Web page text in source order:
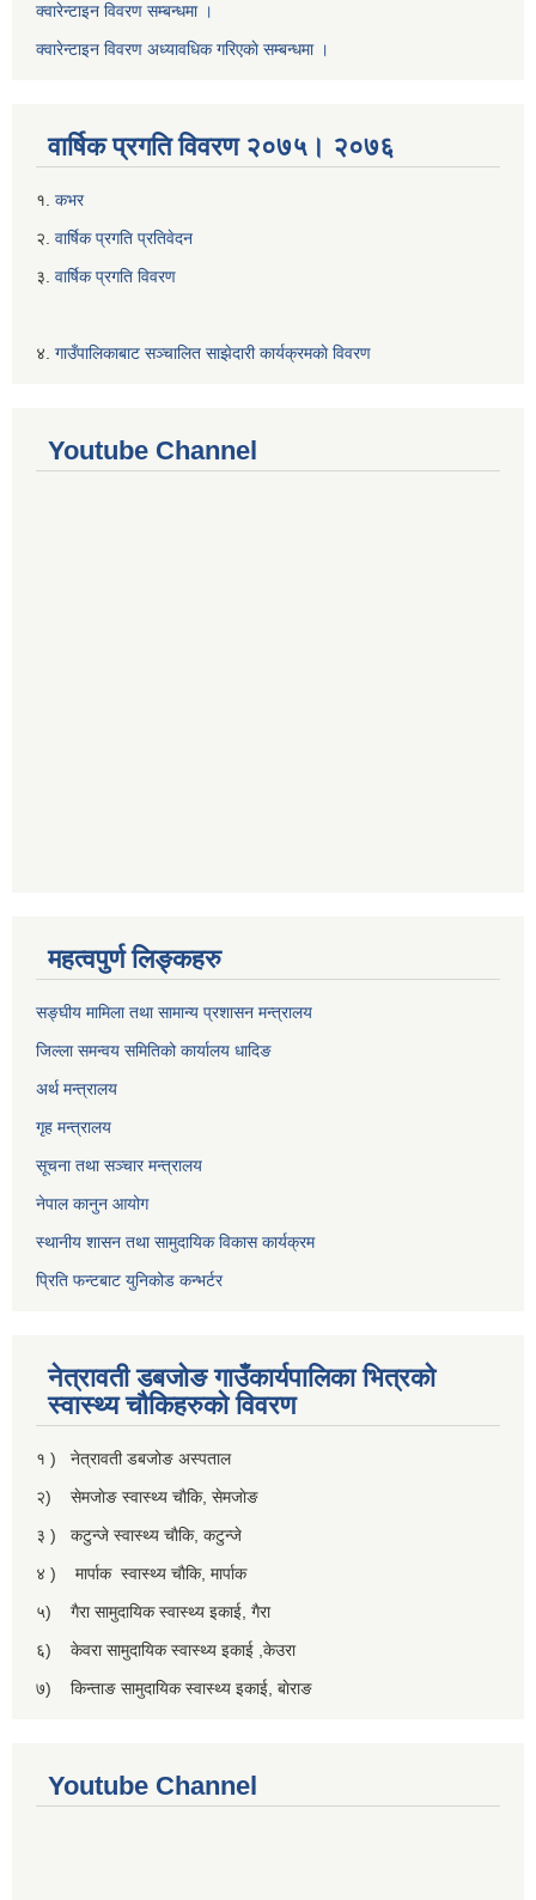
क्वारेन्टाइन विवरण सम्बन्धमा ।
क्वारेन्टाइन विवरण अध्यावधिक गरिएकाे सम्बन्धमा ।
वार्षिक प्रगति विवरण २०७५। २०७६
१. कभर
२. वार्षिक प्रगति प्रतिवेदन
३. वार्षिक प्रगति विवरण
४. गाउँपालिकाबाट सञ्चालित साझेदारी कार्यक्रमकाे विवरण
Youtube Channel
महत्वपुर्ण लिङ्कहरु
सङ्घीय मामिला तथा सामान्य प्रशासन मन्त्रालय
जिल्ला समन्वय समितिको कार्यालय धादिङ
अर्थ मन्त्रालय
गृह मन्त्रालय
सूचना तथा सञ्चार मन्त्रालय
नेपाल कानुन आयोग
स्थानीय शासन तथा सामुदायिक विकास कार्यक्रम
प्रिति फन्टबाट युनिकोड कन्भर्टर
नेत्रावती डबजाेङ गाउँकार्यपालिका भित्रकाे
स्वास्थ्य चाैकिहरुकाे विवरण
१ ) नेत्रावती डबजोङ अस्पताल
२) सेमजाेङ स्वास्थ्य चाैकि, सेमजाेङ
३ ) कटुन्जे स्वास्थ्य चाैकि, कटुन्जे
४ ) मार्पाक स्वास्थ्य चाैकि, मार्पाक
५) गैरा सामुदायिक स्वास्थ्य इकाई, गैरा
६) केवरा सामुदायिक स्वास्थ्य इकाई ,केउरा
७) किन्ताङ सामुदायिक स्वास्थ्य इकाई, बाेराङ
Youtube Channel